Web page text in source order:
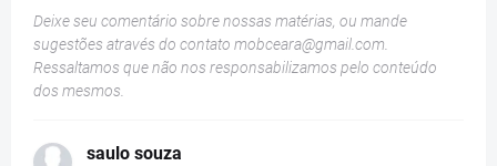
Deixe seu comentário sobre nossas matérias, ou mande
sugestões através do contato mobceara@gmail.com.
Ressaltamos que não nos responsabilizamos pelo conteúdo
dos mesmos.
saulo souza